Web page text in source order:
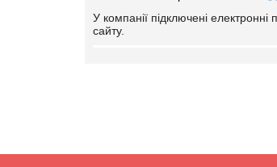
У компанії підключені
сайту.